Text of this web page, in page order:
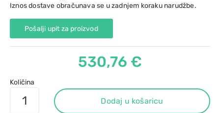
Iznos dostave obračunava se u zadnjem koraku narudžbe.
Pošalji upit za proizvod
530,76 €
Količina
Dodaj u košaricu